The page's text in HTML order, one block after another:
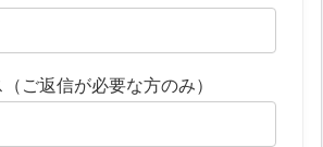
ご返信が必要な方のみ）